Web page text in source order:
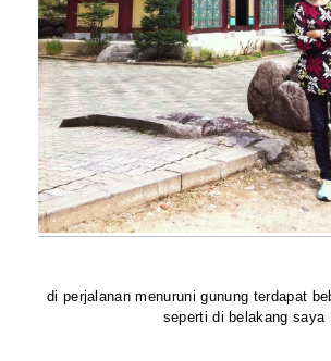
di perjalanan menuruni gunung terdapat
seperti di belakang saya